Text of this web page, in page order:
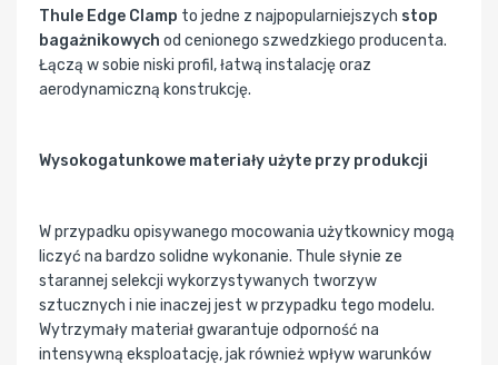
Thule Edge Clamp to jedne z najpopularniejszych stop
bagażnikowych od cenionego szwedzkiego producenta.
Łączą w sobie niski profil, łatwą instalację oraz
aerodynamiczną konstrukcję.
Wysokogatunkowe materiały użyte przy produkcji
W przypadku opisywanego mocowania użytkownicy mogą
liczyć na bardzo solidne wykonanie. Thule słynie ze
starannej selekcji wykorzystywanych tworzyw
sztucznych i nie inaczej jest w przypadku tego modelu.
Wytrzymały materiał gwarantuje odporność na
intensywną eksploatację, jak również wpływ warunków